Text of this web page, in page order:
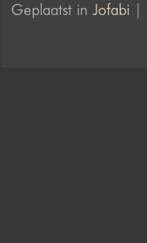
Geplaatst in Jofabi